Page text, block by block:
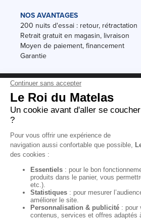
NOS AVANTAGES
200 nuits d'essai : retour, rétractation
Retrait gratuit en magasin, livraison
Moyen de paiement, financement
Garantie
Conditions des offres
Black Friday
Destockage
Conditions Générales de vente magasin
Mentions Légales
Données personnelles
Codes promo Le Roi du Matelas